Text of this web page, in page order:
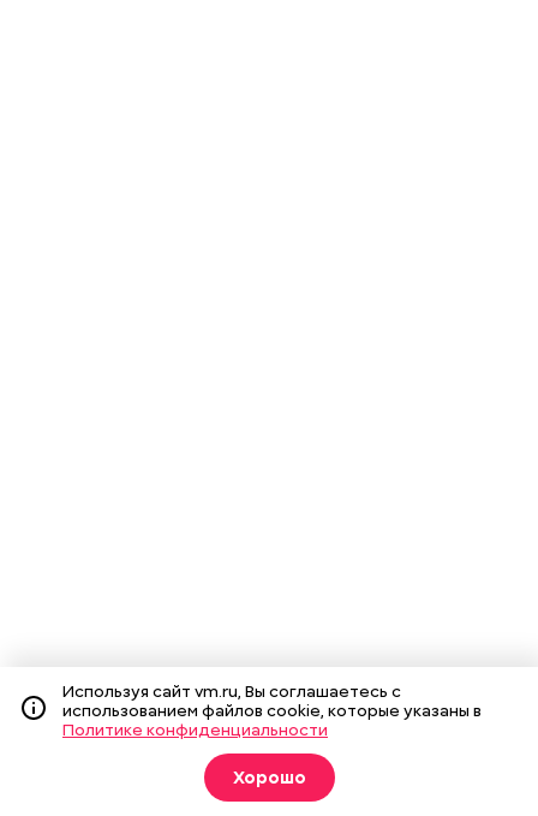
Используя сайт vm.ru, Вы соглашаетесь с
использованием файлов cookie, которые указаны в
Политике конфиденциальности
Хорошо